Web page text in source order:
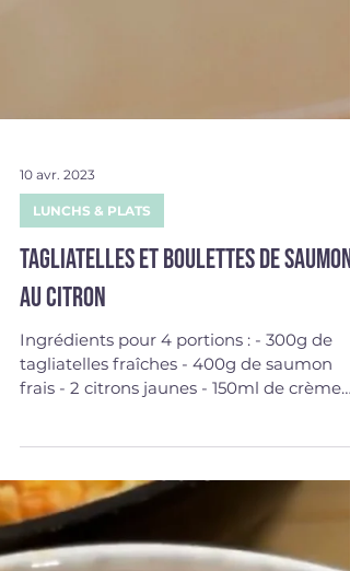
LUNCHS & PLATS
Tagliatelles et boulettes de saumon
au citron
Ingrédients pour 4 portions : - 300g de